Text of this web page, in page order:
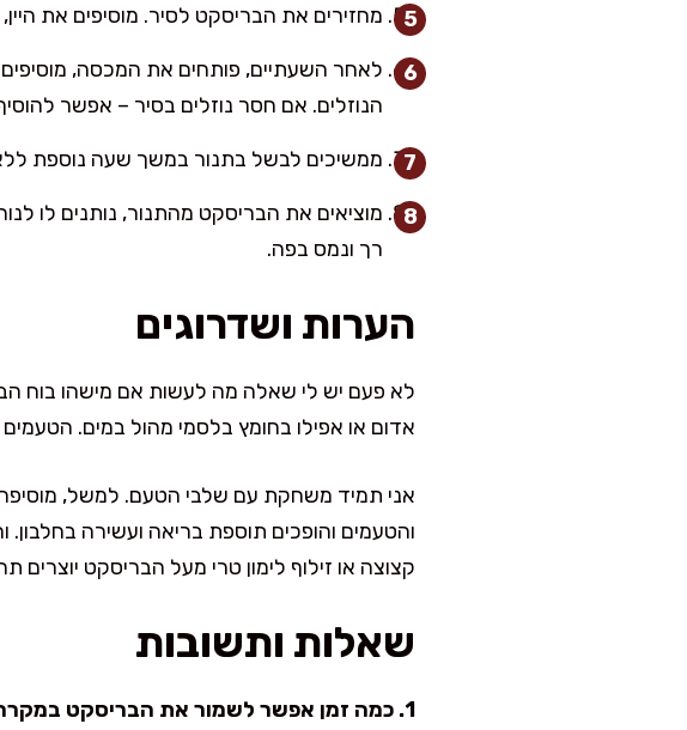
מחזירים את הבריסקט לסיר. מוסיפים את
לאחר השעתיים, פותחים את המכסה,
הנוזלים. אם חסר נוזלים בסיר – אפשר
ממשיכים לבשל בתנור במשך שעה נוספת
רך ונמס בפה.
הערות ושדרוגים
לא פעם יש לי שאלה מה לעשות אם מישהו בוח
אדום או אפילו בחומץ בלסמי מהול במים. הטעמים
אני תמיד משחקת עם שלבי הטעם. למשל, מוסיפה
והטעמים והופכים תוספת בריאה ועשירה
קצוצה או זילוף לימון טרי מעל הבריסקט יוצרים
שאלות ותשובות
1. כמה זמן אפשר לשמור את הבריסקט במקרר?